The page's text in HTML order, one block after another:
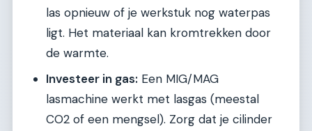
las opnieuw of je werkstuk nog waterpas
ligt. Het materiaal kan kromtrekken door
de warmte.
Investeer in gas: Een MIG/MAG
lasmachine werkt met lasgas (meestal
CO2 of een mengsel). Zorg dat je cilinder